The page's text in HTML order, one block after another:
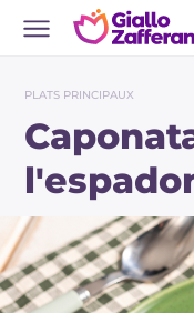
PLATS PRINCIPAUX